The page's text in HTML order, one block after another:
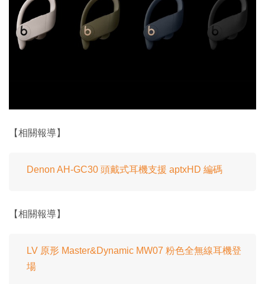
【相關報導】
Denon AH-GC30 頭戴式耳機支援 aptxHD 編碼
【相關報導】
LV 原形 Master&Dynamic MW07 粉色全無線耳機登
場